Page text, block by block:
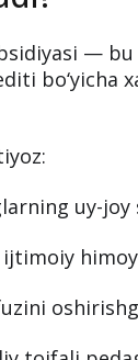
krediti
— bu